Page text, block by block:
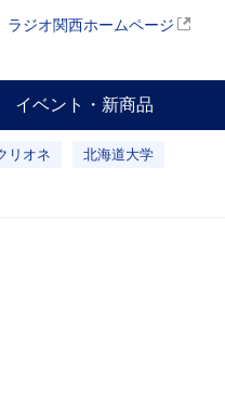
ラジオ関西ホームページ
イベント・新商品
リオネ 北海道大学